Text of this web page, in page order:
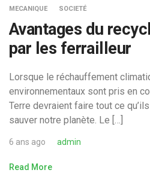
MECANIQUE SOCIETÉ
Avantages du
par les ferrailleur
Lorsque le réchauffement
environnementaux sont pris en
Terre devraient faire tout ce
sauver notre planète. Le […]
6 ans ago admin
Read More